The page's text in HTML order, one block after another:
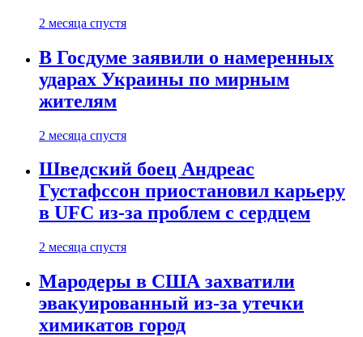
2 месяца спустя
В Госдуме заявили о намеренных
ударах Украины по мирным
жителям
2 месяца спустя
Шведский боец Андреас
Густафссон приостановил карьеру
в UFC из-за проблем с сердцем
2 месяца спустя
Мародеры в США захватили
эвакуированный из-за утечки
химикатов город